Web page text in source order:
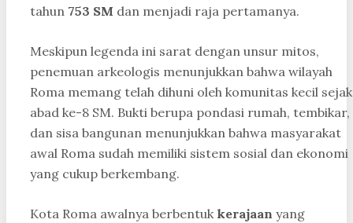
tahun 753 SM dan menjadi raja pertamanya.
Meskipun legenda ini sarat dengan unsur mitos,
penemuan arkeologis menunjukkan bahwa wilayah
Roma memang telah dihuni oleh komunitas kecil sejak
abad ke-8 SM. Bukti berupa pondasi rumah, tembikar,
dan sisa bangunan menunjukkan bahwa masyarakat
awal Roma sudah memiliki sistem sosial dan ekonomi
yang cukup berkembang.
Kota Roma awalnya berbentuk kerajaan yang